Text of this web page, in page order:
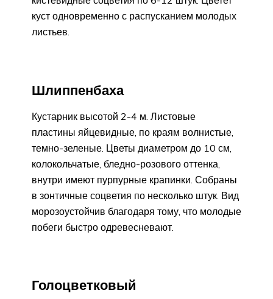
куст одновременно с распусканием молодых
листьев.
Шлиппенбаха
Кустарник высотой 2-4 м. Листовые
пластины яйцевидные, по краям волнистые,
темно-зеленые. Цветы диаметром до 10 см,
колокольчатые, бледно-розового оттенка,
внутри имеют пурпурные крапинки. Собраны
в зонтичные соцветия по несколько штук. Вид
морозоустойчив благодаря тому, что молодые
побеги быстро одревесневают.
Голоцветковый